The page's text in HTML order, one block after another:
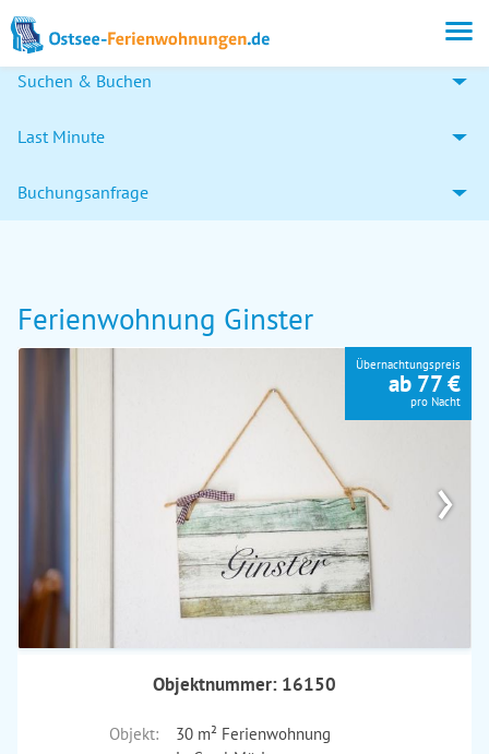
Suchen & Buchen
Last Minute
Buchungsanfrage
Ferienwohnung Ginster
›
Übernachtungspreis
ab 77 €
pro Nacht
Objektnummer: 16150
Objekt:
30 m² Ferienwohnung